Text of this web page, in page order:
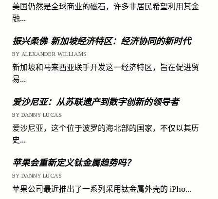
美国仍然是全球商业的磁石，许多非居民希望利用其金
融...
振兴柔佛-新加坡经济特区：经济协同的新时代
BY ALEXANDER WILLIAMS
新加坡和马来西亚联手开发这一经济特区，旨在促进贸
易...
爱沙尼亚：从苏联遗产到数字创新的领导者
BY DANNY LUCAS
爱沙尼亚，这个位于波罗的海北部的国家，不仅以其历
史...
苹果会重新定义钛金属趋势吗？
BY DANNY LUCAS
苹果公司最近推出了一系列采用钛金属外壳的 iPho...